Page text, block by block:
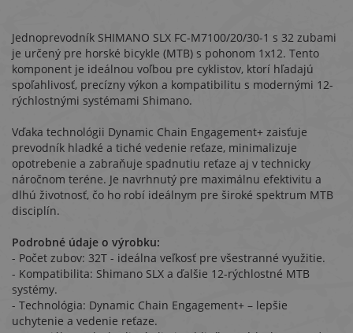
Jednoprevodník SHIMANO SLX FC-M7100/20/30-1 s 32 zubami
je určený pre horské bicykle (MTB) s pohonom 1x12. Tento
komponent je ideálnou voľbou pre cyklistov, ktorí hľadajú
spoľahlivosť, precízny výkon a kompatibilitu s modernými 12-
rýchlostnými systémami Shimano.
Vďaka technológii Dynamic Chain Engagement+ zaisťuje
prevodník hladké a tiché vedenie reťaze, minimalizuje
opotrebenie a zabraňuje spadnutiu reťaze aj v technicky
náročnom teréne. Je navrhnutý pre maximálnu efektivitu a
dlhú životnosť, čo ho robí ideálnym pre široké spektrum MTB
disciplín.
Podrobné údaje o výrobku:
- Počet zubov: 32T - ideálna veľkosť pre všestranné využitie.
- Kompatibilita: Shimano SLX a ďalšie 12-rýchlostné MTB
systémy.
- Technológia: Dynamic Chain Engagement+ – lepšie
uchytenie a vedenie reťaze.